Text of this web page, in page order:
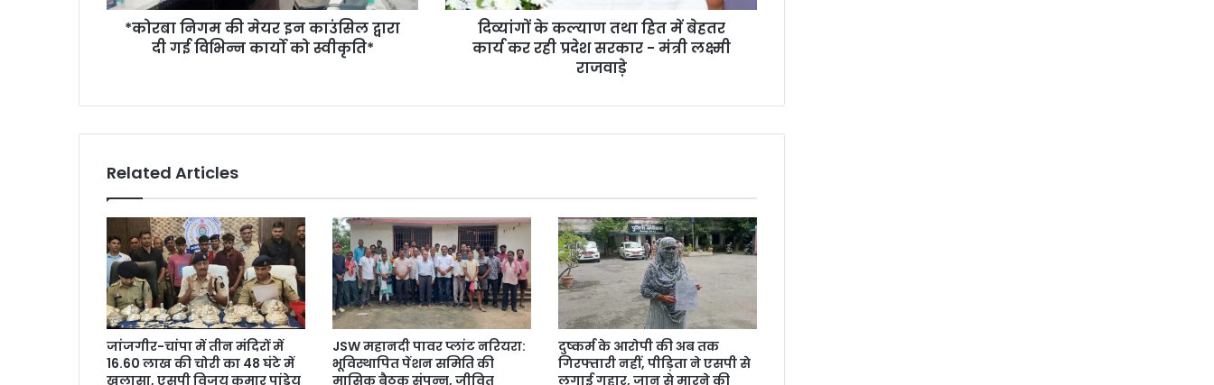
गई
विभिन्न*कोरबा निगम की मेयर इन काउंसिल द्वारा
दी गई विभिन्न कार्यो को स्वीकृति*
कर
दिव्यांगों के कल्याण तथा हित में बेहतर
कार्य कर रही प्रदेश सरकार - मंत्री लक्ष्मी
राजवाड़े
Related Articles
जांजगीर-चांपा में तीन मंदिरों में
16.60 लाख की चोरी का 48 घंटे में
खुलासा, एसपी विजय कुमार पांडेय
JSW महानदी पावर प्लांट नरियरा:
भूविस्थापित पेंशन समिति की
मासिक बैठक संपन्न, जीवित
दुष्कर्म के आरोपी की अब तक
गिरफ्तारी नहीं, पीड़िता ने एसपी से
लगाई गुहार, जान से मारने की